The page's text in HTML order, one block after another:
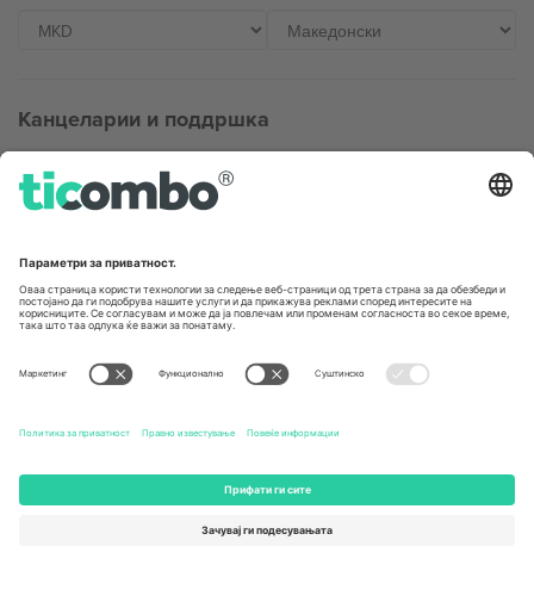
Канцеларии и поддршка
Germany
Unter den Linden 24, 10117
167 City Road, London, Greater
United States
131 Continental Dr, Suite 305,
Newark, Delaware 19713, United
States
Switzerland
Engelberg, Switzerland
Bulgaria
Regus Sofia City West, bul
United Arab Emirates
UAE Dubai Silicon Oasis, DDP
Building A1, Office 302, Dubai,